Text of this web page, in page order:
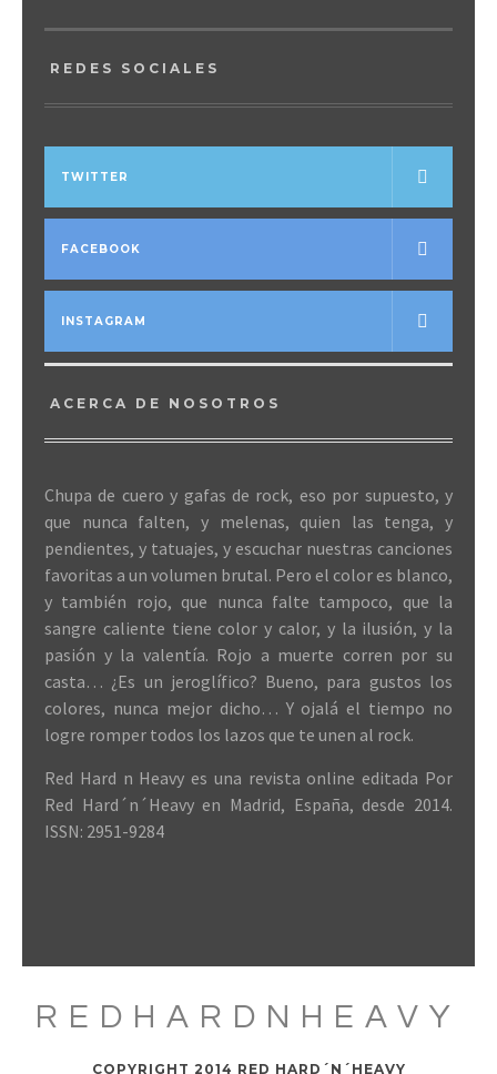
REDES SOCIALES
TWITTER
FACEBOOK
INSTAGRAM
ACERCA DE NOSOTROS
Chupa de cuero y gafas de rock, eso por supuesto, y
que nunca falten, y melenas, quien las tenga, y
pendientes, y tatuajes, y escuchar nuestras canciones
favoritas a un volumen brutal. Pero el color es blanco,
y también rojo, que nunca falte tampoco, que la
sangre caliente tiene color y calor, y la ilusión, y la
pasión y la valentía. Rojo a muerte corren por su
casta… ¿Es un jeroglífico? Bueno, para gustos los
colores, nunca mejor dicho… Y ojalá el tiempo no
logre romper todos los lazos que te unen al rock.
Red Hard n Heavy es una revista online editada Por
Red Hard´n´Heavy en Madrid, España, desde 2014.
ISSN: 2951-9284
REDHARDNHEAVY
COPYRIGHT 2014 RED HARD´N´HEAVY